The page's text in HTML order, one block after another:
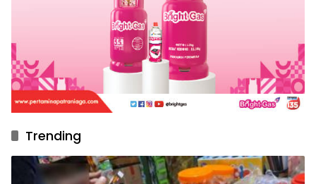
Trending